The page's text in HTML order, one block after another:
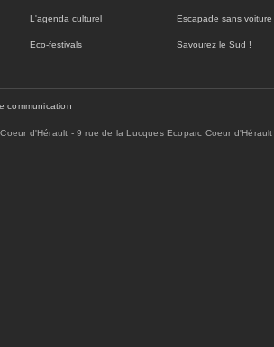
L'agenda culturel
Eco-festivals
Escapade sans voiture
Savourez le Sud !
communication
d'Hérault - 9 rue de la Lucques Ecoparc Coeur